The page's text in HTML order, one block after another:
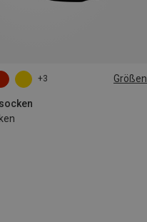
+3 Größen
39|40|41|42